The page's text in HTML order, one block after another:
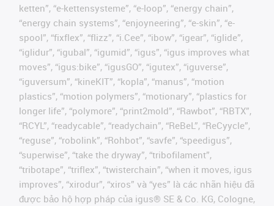
ketten”, “e-kettensysteme”, “e-loop”, “energy chain”,
“energy chain systems”, “enjoyneering”, “e-skin”, “e-
spool”, “fixflex”, “flizz”, “i.Cee”, “ibow”, “igear”, “iglide”,
“iglidur”, “igubal”, “igumid”, “igus”, “igus improves what
moves”, “igus:bike”, “igusGO”, “igutex”, “iguverse”,
“iguversum”, “kineKIT”, “kopla”, “manus”, “motion
plastics”, “motion polymers”, “motionary”, “plastics for
longer life”, “polymore”, “print2mold”, “Rawbot”, “RBTX”,
“RCYL”, “readycable”, “readychain”, “ReBeL”, “ReCyycle”,
“reguse”, “robolink”, “Rohbot”, “savfe”, “speedigus”,
“superwise”, “take the dryway”, “tribofilament”,
“tribotape”, “triflex”, “twisterchain”, “when it moves, igus
improves”, “xirodur”, “xiros” và “yes” là các nhãn hiệu đã
được bảo hộ hợp pháp của igus® SE & Co. KG, Cologne,